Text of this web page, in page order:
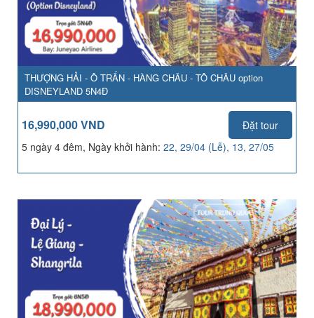
THƯỢNG HẢI - Ô TRẤN - HÀNG CHÂU - TÔ CHÂU option
DISNEYLAND 5N4Đ
16,990,000 VND
Đặt tour
5 ngày 4 đêm, Ngày khởi hành: 22, 29/04 (Lễ), 13, 27/05